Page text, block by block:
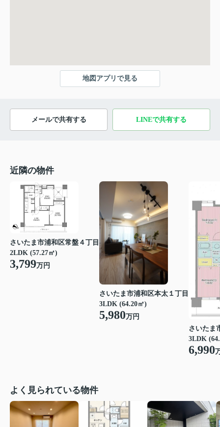
地図アプリで見る
メールで共有する LINEで共有する
近隣の物件
さいたま市浦和区常盤４丁目
2LDK (57.27㎡)
3,799万円
さいたま市浦和区本太１丁目
3LDK (64.20㎡)
5,980万円
さいたま
3LDK
6,990
よく見られている物件